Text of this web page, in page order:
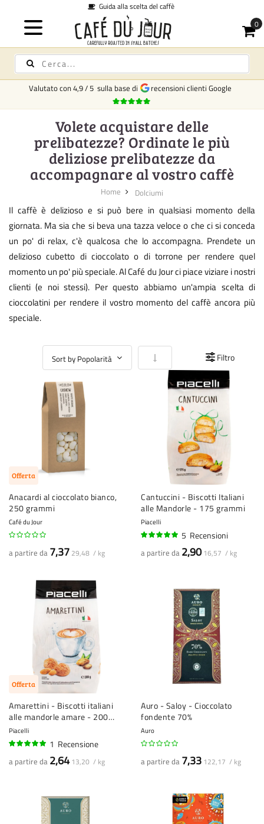
Valutato con4,9/5 sulla base di recensioni clienti Google
Volete acquistare delle
prelibatezze? Ordinate le più
deliziose prelibatezze da
accompagnare al vostro caffè
Home Dolciumi
Il caffè è delizioso e si può bere in qualsiasi momento della
giornata. Ma sia che si beva una tazza veloce o che ci si conceda
un po' di relax, c'è qualcosa che lo accompagna. Prendete un
delizioso cubetto di cioccolato o di torrone per rendere quel
momento un po' più speciale. Al Café du Jour ci piace viziare i nostri
clienti (e noi stessi). Per questo abbiamo un'ampia scelta di
cioccolatini per rendere il vostro momento del caffè ancora più
speciale.
Imposta la direzione crescente
Filtro
Offerta
Anacardi al cioccolato bianco,
250 grammi
Café du Jour
a partire da 7,37 29,48 / kg
Cantuccini - Biscotti Italiani
alle Mandorle - 175 grammi
Piacelli
5 Recensioni
a partire da 2,90 16,57 / kg
Offerta
Amarettini - Biscotti italiani
alle mandorle amare - 200
grammi
Piacelli
1 Recensione
a partire da 2,64 13,20 / kg
Auro - Saloy - Cioccolato
fondente 70%
Auro
a partire da 7,33 122,17 / kg